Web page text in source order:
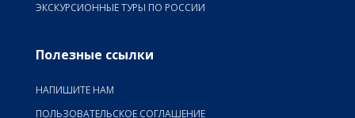
ЭКСКУРСИОННЫЕ ТУРЫ ПО РОССИИ
Полезные ссылки
НАПИШИТЕ НАМ
ПОЛЬЗОВАТЕЛЬСКОЕ СОГЛАШЕНИЕ